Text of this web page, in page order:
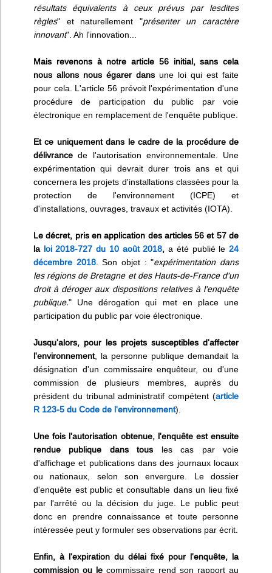
résultats équivalents à ceux prévus par lesdites
règles" et naturellement "présenter un caractère
innovant". Ah l'innovation...
Mais revenons à notre article 56 initial, sans cela
nous allons nous égarer dans une loi qui est faite
pour cela. L'article 56 prévoit l'expérimentation d'une
procédure de participation du public par voie
électronique en remplacement de l'enquête publique.
Et ce uniquement dans le cadre de la procédure de
délivrance de l'autorisation environnementale. Une
expérimentation qui devrait durer trois ans et qui
concernera les projets d'installations classées pour la
protection de l'environnement (ICPE) et
d'installations, ouvrages, travaux et activités (IOTA).
Le décret, pris en application des articles 56 et 57 de
la loi 2018-727 du 10 août 2018, a été publié le24
décembre 2018. Son objet : "expérimentation dans
les régions de Bretagne et des Hauts-de-France d'un
droit à déroger aux dispositions relatives à l'enquête
publique." Une dérogation qui met en place une
participation du public par voie électronique.
Jusqu'alors, pour les projets susceptibles d'affecter
l'environnement, la personne publique demandait la
désignation d'un commissaire enquêteur, ou d'une
commission de plusieurs membres, auprès du
président du tribunal administratif compétent (article
R 123-5 du Code de l'environnement).
Une fois l'autorisation obtenue, l'enquête est ensuite
rendue publique dans tous les cas par voie
d'affichage et publications dans des journaux locaux
ou nationaux, selon son envergure. Le dossier
d'enquête est public et consultable dans un lieu fixé
par l'arrêté ou la décision du juge. Le public peut
donc en prendre connaissance et toute personne
intéressée peut y formuler ses observations par écrit.
Enfin, à l'expiration du délai fixé pour l'enquête, la
commission ou le commissaire rend son rapport au